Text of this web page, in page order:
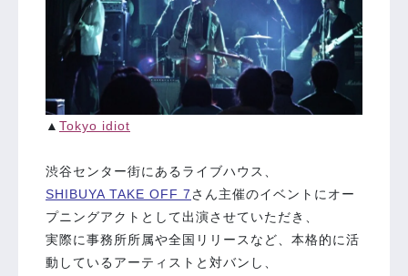
▲ Tokyo idiot
渋谷センター街にあるライブハウス、
SHIBUYA TAKE OFF 7さん主催のイベントにオー
プニングアクトとして出演させていただき、
実際に事務所所属や全国リリースなど、本格的に活
動しているアーティストと対バンし、